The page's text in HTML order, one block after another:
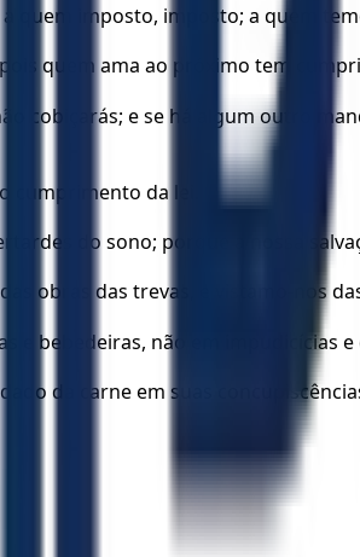
quem imposto, imposto; a quem
quem ama ao próximo tem
cobiçarás; e se há algum outro
cumprimento da lei.
do sono; porque a nossa
obras das trevas, e vistamo-nos
e bebedeiras, não em impudicícias e
da carne em suas